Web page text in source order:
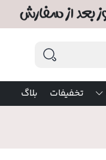
تخفیفات بلاگ